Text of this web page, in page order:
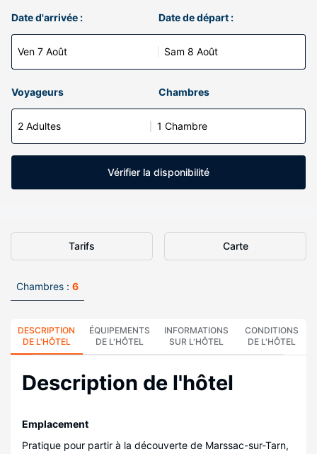
Date d'arrivée :
Ven 7 Août
Date de départ :
Sam 8 Août
Voyageurs Chambres
2 Adultes 1 Chambre
Vérifier la disponibilité
Tarifs Carte
Chambres : 6
DESCRIPTION
DE L'HÔTEL
ÉQUIPEMENTS
DE L'HÔTEL
INFORMATIONS
SUR L'HÔTEL
CONDITIONS
DE L'HÔTEL
Description de l'hôtel
Emplacement
Pratique pour partir à la découverte de Marssac-sur-Tarn,